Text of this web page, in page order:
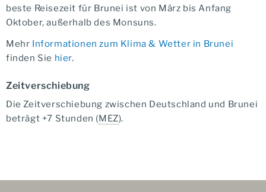
beste Reisezeit für Brunei ist von März bis Anfang
Oktober, außerhalb des Monsuns.
Mehr Informationen zum Klima & Wetter in Brunei
finden Sie hier.
Zeitverschiebung
Die Zeitverschiebung zwischen Deutschland und Brunei
beträgt +7 Stunden (MEZ).